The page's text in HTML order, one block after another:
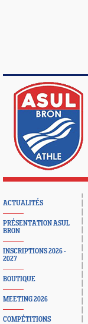
ACTUALITÉS
PRÉSENTATION ASUL
BRON
INSCRIPTIONS 2026 -
2027
BOUTIQUE
MEETING 2026
COMPÉTITIONS